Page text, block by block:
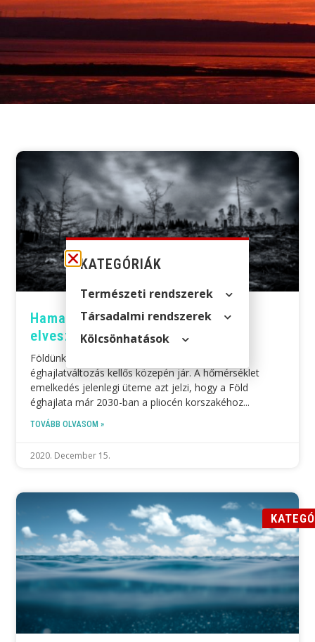
Hamarosan a Homo sapiens is
elveszítheti az élőhelyét
Földünk egy gyors és visszafordíthatatlan
éghajlatváltozás kellős közepén jár. A hőmérséklet
emelkedés jelenlegi üteme azt jelzi, hogy a Föld
éghajlata már 2030-ban a pliocén korszakéhoz
TOVÁBB OLVASOM »
2020. December 15.
KATEGÓRIÁK
Természeti rendszerek
Társadalmi rendszerek
Kölcsön­hatások